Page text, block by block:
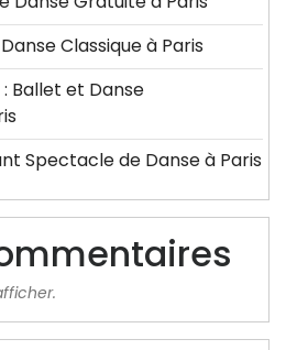
Classique à Paris
Ballet et Danse
Spectacle de Danse à Paris